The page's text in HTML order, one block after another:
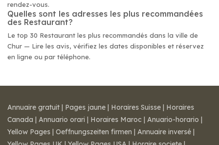
rendez-vous.
Quelles sont les adresses les plus recommandées
des Restaurant?
Le top 30 Restaurant les plus recommandés dans la ville de
Chur — Lire les avis, vérifiez les dates disponibles et réservez
en ligne ou par téléphone.
Annuaire gratuit | Pages jaune | Horaires Suisse | Horaires
Canada | Annuario orari | Horaires Maroc | Anuario-horario |
Yellow Pages | Oeffnungszeiten firmen | Annuaire inversé |